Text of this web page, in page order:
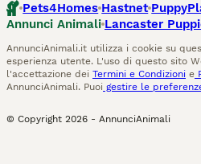
Pets4Homes Hastnet
Annunci Animali Lancaster
AnnunciAnimali.it utilizza i cookie su
esperienza utente. L'uso di questo sito
l'accettazione dei Termini e Condizioni e
AnnunciAnimali. Puoi gestire le
© Copyright 2026 - AnnunciAnimali